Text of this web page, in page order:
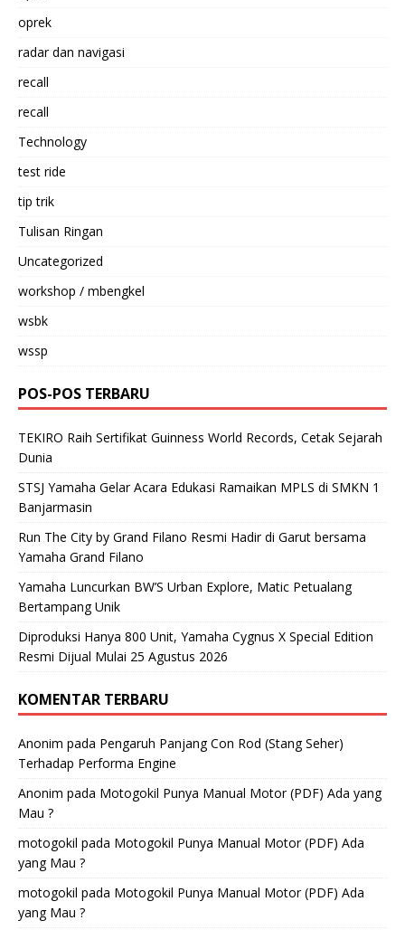
oprek
radar dan navigasi
recall
recall
Technology
test ride
tip trik
Tulisan Ringan
Uncategorized
workshop / mbengkel
wsbk
wssp
POS-POS TERBARU
TEKIRO Raih Sertifikat Guinness World Records, Cetak Sejarah
Dunia
STSJ Yamaha Gelar Acara Edukasi Ramaikan MPLS di SMKN 1
Banjarmasin
Run The City by Grand Filano Resmi Hadir di Garut bersama
Yamaha Grand Filano
Yamaha Luncurkan BW’S Urban Explore, Matic Petualang
Bertampang Unik
Diproduksi Hanya 800 Unit, Yamaha Cygnus X Special Edition
Resmi Dijual Mulai 25 Agustus 2026
KOMENTAR TERBARU
Anonim pada Pengaruh Panjang Con Rod (Stang Seher)
Terhadap Performa Engine
Anonim pada Motogokil Punya Manual Motor (PDF) Ada yang
Mau ?
motogokil pada Motogokil Punya Manual Motor (PDF) Ada
yang Mau ?
motogokil pada Motogokil Punya Manual Motor (PDF) Ada
yang Mau ?